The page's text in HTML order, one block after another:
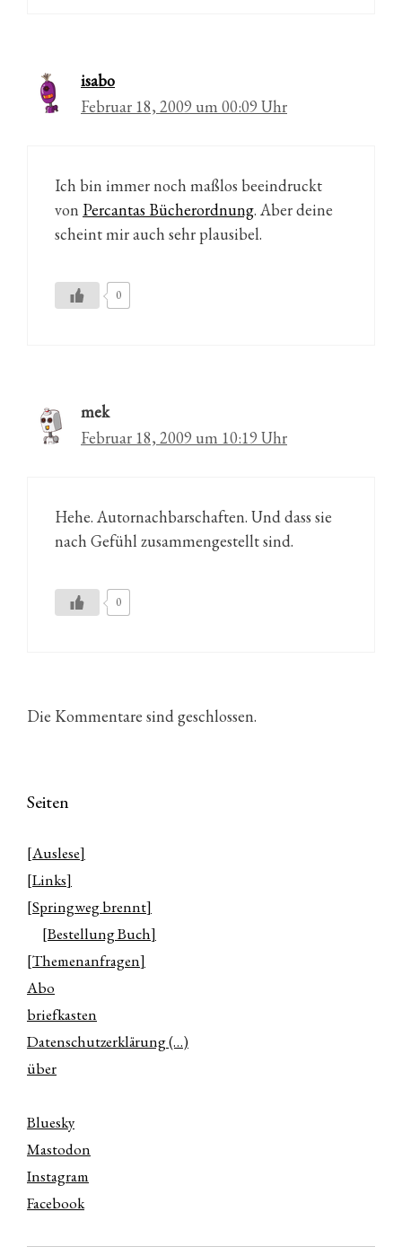
isabo
Februar 18, 2009 um 00:09 Uhr
Ich bin immer noch maßlos beeindruckt
von Percantas Bücherordnung. Aber deine
scheint mir auch sehr plausibel.
0
mek
Februar 18, 2009 um 10:19 Uhr
Hehe. Autornachbarschaften. Und dass sie
nach Gefühl zusammengestellt sind.
0
Die Kommentare sind geschlossen.
Seiten
[Auslese]
[Links]
[Springweg brennt]
[Bestellung Buch]
[Themenanfragen]
Abo
briefkasten
Datenschutzerklärung (…)
über
Bluesky
Mastodon
Instagram
Facebook